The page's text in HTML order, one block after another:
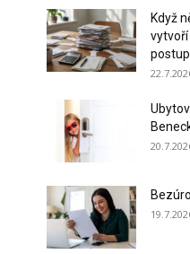
Když
vytvoří